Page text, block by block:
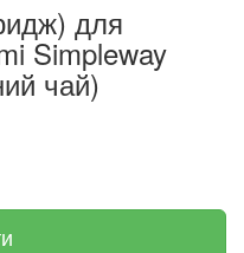
для
Simpleway
чай)